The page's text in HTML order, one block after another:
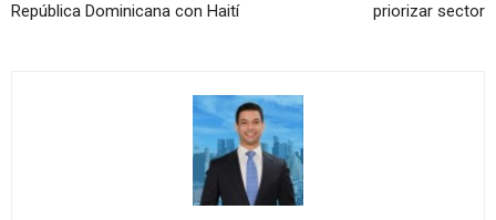
República Dominicana con Haití
priorizar sector